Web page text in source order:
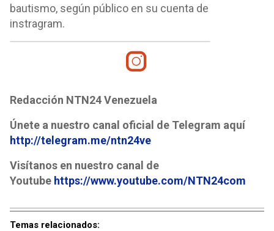
bautismo, según público en su cuenta de
instragram.
Redacción NTN24 Venezuela
Únete a nuestro canal oficial de Telegram aquí
http://telegram.me/ntn24ve
Visítanos en nuestro canal de
Youtube https://www.youtube.com/NTN24com
Temas relacionados: